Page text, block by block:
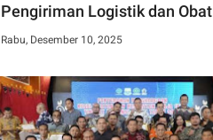
Pengiriman Logistik dan Obat
Rabu, Desember 10, 2025